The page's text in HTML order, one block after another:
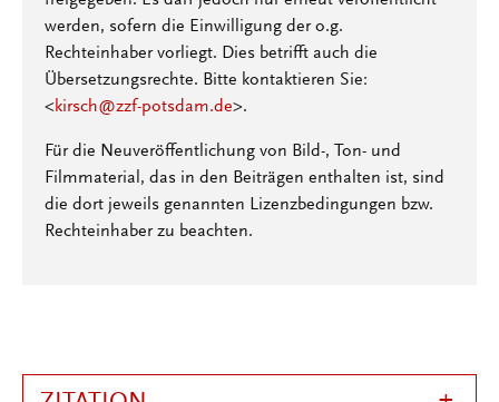
werden, sofern die Einwilligung der o.g.
Rechteinhaber vorliegt. Dies betrifft auch die
Übersetzungsrechte. Bitte kontaktieren Sie:
<kirsch@zzf-potsdam.de>.
Für die Neuveröffentlichung von Bild-, Ton- und
Filmmaterial, das in den Beiträgen enthalten ist, sind
die dort jeweils genannten Lizenzbedingungen bzw.
Rechteinhaber zu beachten.